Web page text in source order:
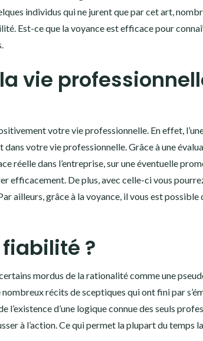
individus qui ne jurent que par cet art,
Est-ce que la voyance est efficace pour
vie
votre vie professionnelle. En effet,
dans votre vie professionnelle. Grâce à une
réelle dans l’entreprise, sur une éventuelle
efficacement. De plus, avec celle-ci vous
ailleurs, grâce à la voyance, il vous est
?
mordus de la rationalité comme une
récits de sceptiques qui ont fini par
l’existence d’une logique connue des seuls
à l’action. Ce qui permet la plupart du temps